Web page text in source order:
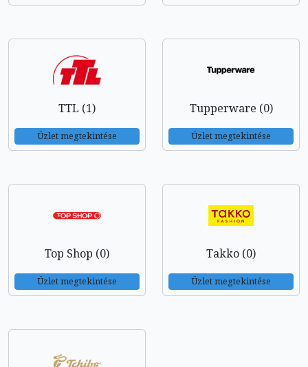
TTL (1)
Üzlet megtekintése
Tupperware (0)
Üzlet megtekintése
Top Shop (0)
Üzlet megtekintése
Takko (0)
Üzlet megtekintése